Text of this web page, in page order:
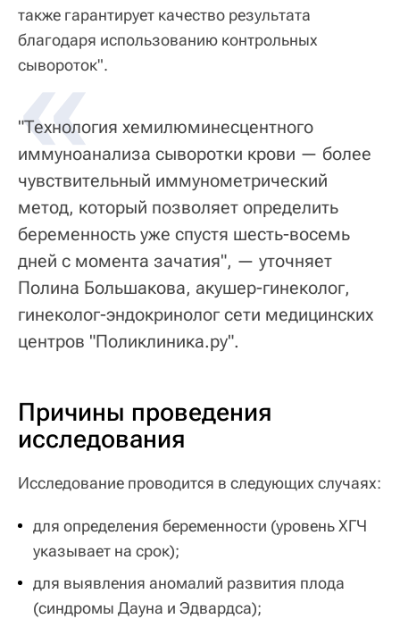
также гарантирует качество результата
благодаря использованию контрольных
сывороток".
«
"Технология хемилюминесцентного
иммуноанализа сыворотки крови — более
чувствительный иммунометрический
метод, который позволяет определить
беременность уже спустя шесть-восемь
дней с момента зачатия", — уточняет
Полина Большакова, акушер-гинеколог,
гинеколог-эндокринолог сети медицинских
центров "Поликлиника.ру".
Причины проведения
исследования
Исследование проводится в следующих случаях:
для определения беременности (уровень ХГЧ
указывает на срок);
для выявления аномалий развития плода
(синдромы Дауна и Эдвардса);